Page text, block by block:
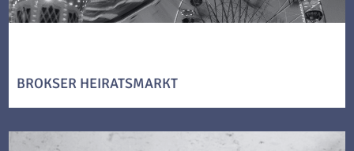
BROKSER HEIRATSMARKT